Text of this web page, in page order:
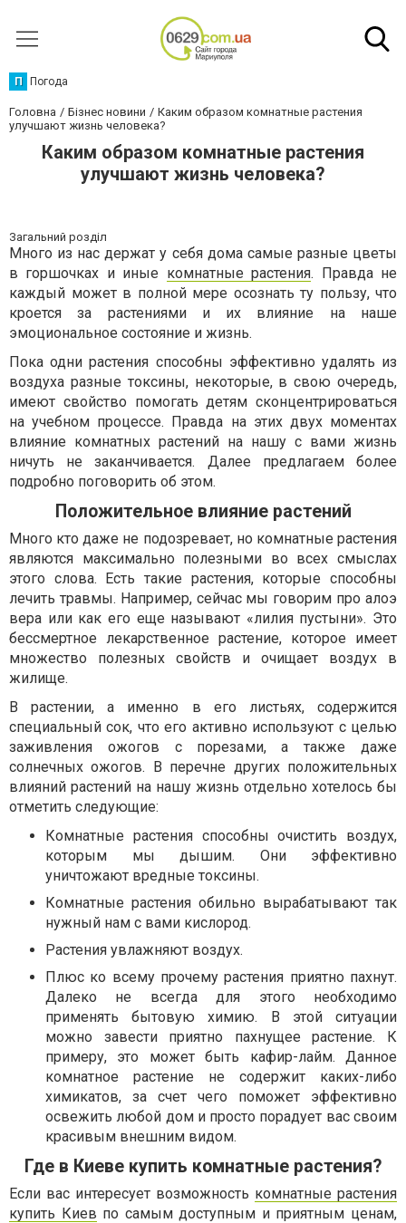
П Погода
Головна Бізнес новини
Каким образом комнатные растения
улучшают жизнь человека?
Каким образом комнатные растения
улучшают жизнь человека?
Загальний розділ
Много из нас держат у себя дома самые разные цветы
в горшочках и иные комнатные растения. Правда не
каждый может в полной мере осознать ту пользу, что
кроется за растениями и их влияние на наше
эмоциональное состояние и жизнь.
Пока одни растения способны эффективно удалять из
воздуха разные токсины, некоторые, в свою очередь,
имеют свойство помогать детям сконцентрироваться
на учебном процессе. Правда на этих двух моментах
влияние комнатных растений на нашу с вами жизнь
ничуть не заканчивается. Далее предлагаем более
подробно поговорить об этом.
Положительное влияние растений
Много кто даже не подозревает, но комнатные растения
являются максимально полезными во всех смыслах
этого слова. Есть такие растения, которые способны
лечить травмы. Например, сейчас мы говорим про алоэ
вера или как его еще называют «лилия пустыни». Это
бессмертное лекарственное растение, которое имеет
множество полезных свойств и очищает воздух в
жилище.
В растении, а именно в его листьях, содержится
специальный сок, что его активно используют с целью
заживления ожогов с порезами, а также даже
солнечных ожогов. В перечне других положительных
влияний растений на нашу жизнь отдельно хотелось бы
отметить следующие:
Комнатные растения способны очистить воздух,
которым мы дышим. Они эффективно
уничтожают вредные токсины.
Комнатные растения обильно вырабатывают так
нужный нам с вами кислород.
Растения увлажняют воздух.
Плюс ко всему прочему растения приятно пахнут.
Далеко не всегда для этого необходимо
применять бытовую химию. В этой ситуации
можно завести приятно пахнущее растение. К
примеру, это может быть кафир-лайм. Данное
комнатное растение не содержит каких-либо
химикатов, за счет чего поможет эффективно
освежить любой дом и просто порадует вас своим
красивым внешним видом.
Где в Киеве купить комнатные растения?
Если вас интересует возможность комнатные растения
купить Киев по самым доступным и приятным ценам,